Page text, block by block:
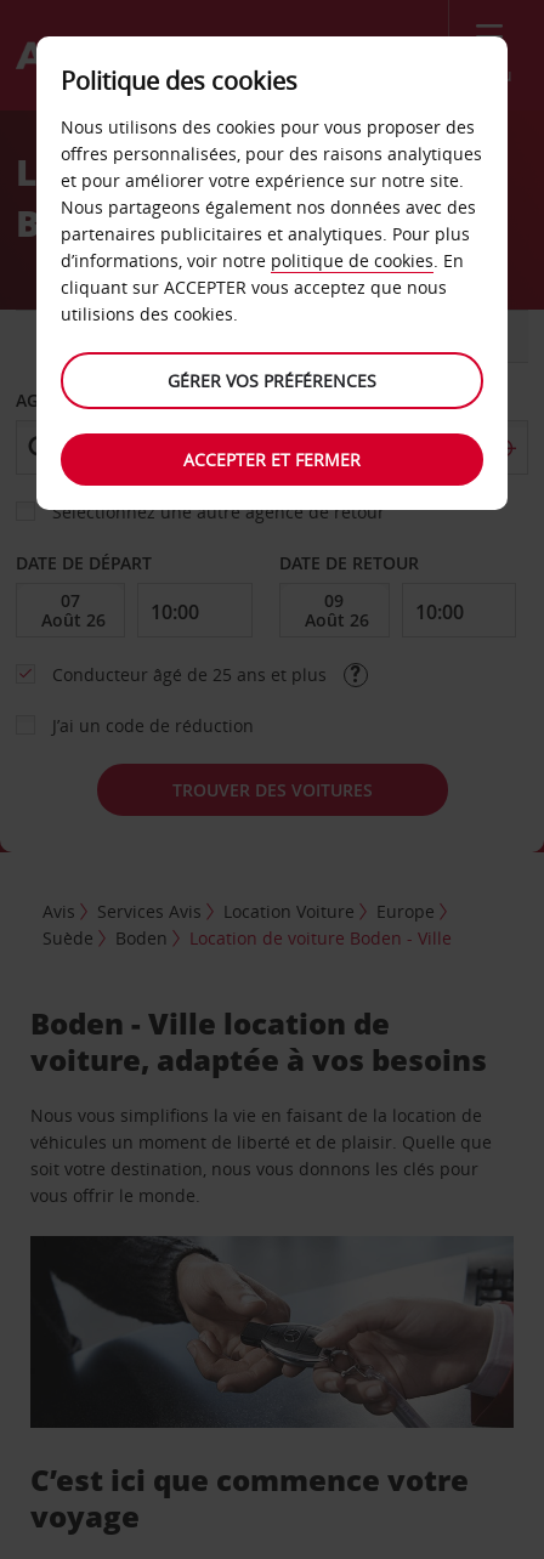
Menu
Welcome
AvisLocation de voiture
Boden - Ville
AGENCE DE DÉPART
Sélectionnez une autre agence de retour
DATE DE DÉPART DATE DE RETOUR
Conducteur âgé de 25 ans et plus
J’ai un code de réduction
TROUVER DES VOITURES
Avis Services Avis Location Voiture
Europe
Suède
Boden Location de voiture Boden - Ville
Boden - Ville location de
voiture, adaptée à vos besoins
Nous vous simplifions la vie en faisant de la location de
véhicules un moment de liberté et de plaisir. Quelle que
soit votre destination, nous vous donnons les clés pour
vous offrir le monde.
C’est ici que commence votre
voyage
Politique des cookies
Nous utilisons des cookies pour vous proposer des
offres personnalisées, pour des raisons analytiques
et pour améliorer votre expérience sur notre site.
Nous partageons également nos données avec des
partenaires publicitaires et analytiques. Pour plus
d’informations, voir notre politique de cookies. En
cliquant sur ACCEPTER vous acceptez que nous
utilisions des cookies.
GÉRER VOS PRÉFÉRENCES
ACCEPTER ET FERMER